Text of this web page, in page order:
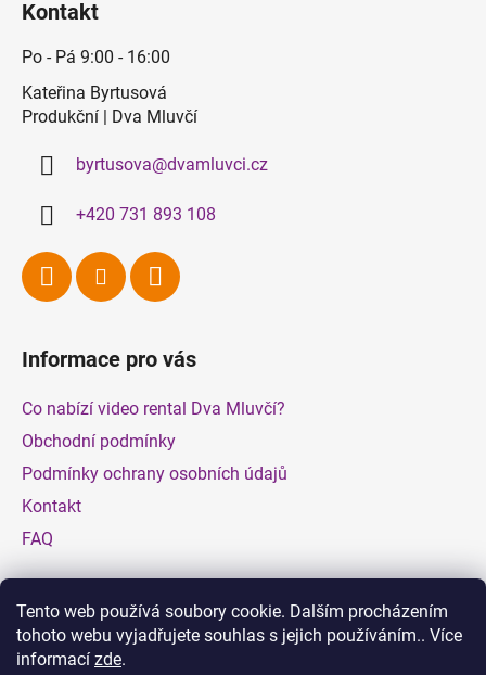
Tento web používá soubory cookie. Dalším procházením
tohoto webu vyjadřujete souhlas s jejich používáním.. Více
informací zde.
Kontakt
Po - Pá 9:00 - 16:00
Kateřina Byrtusová
Produkční | Dva Mluvčí
byrtusova@dvamluvci.cz
+420 731 893 108
Informace pro vás
Co nabízí video rental Dva Mluvčí?
Obchodní podmínky
Podmínky ochrany osobních údajů
Kontakt
FAQ
Facebook